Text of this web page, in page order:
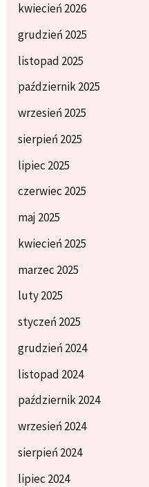
kwiecień 2026
grudzień 2025
listopad 2025
październik 2025
wrzesień 2025
sierpień 2025
lipiec 2025
czerwiec 2025
maj 2025
kwiecień 2025
marzec 2025
luty 2025
styczeń 2025
grudzień 2024
listopad 2024
październik 2024
wrzesień 2024
sierpień 2024
lipiec 2024